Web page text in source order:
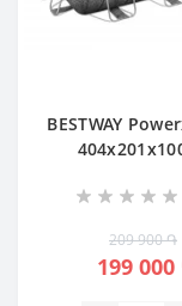
BESTWAY
209 900 ֏
199